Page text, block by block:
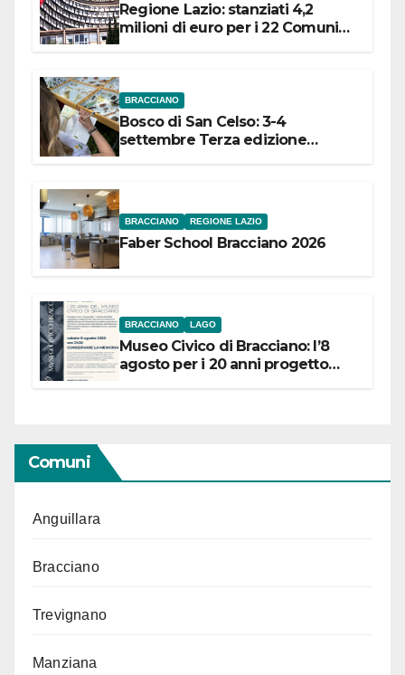
Regione Lazio: stanziati 4,2
milioni di euro per i 22 Comuni
BRACCIANO
Bosco di San Celso: 3-4
settembre Terza edizione
BRACCIANO REGIONE LAZIO
Faber School Bracciano 2026
BRACCIANO LAGO
Museo Civico di Bracciano: l’8
agosto per i 20 anni progetto
Comuni
Anguillara
Bracciano
Trevignano
Manziana